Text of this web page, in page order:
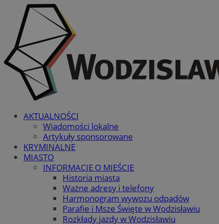
AKTUALNOŚCI
Wiadomości lokalne
Artykuły sponsorowane
KRYMINALNE
MIASTO
INFORMACJE O MIEŚCIE
Historia miasta
Ważne adresy i telefony
Harmonogram wywozu odpadów
Parafie i Msze Święte w Wodzisławiu
Rozkłady jazdy w Wodzisławiu